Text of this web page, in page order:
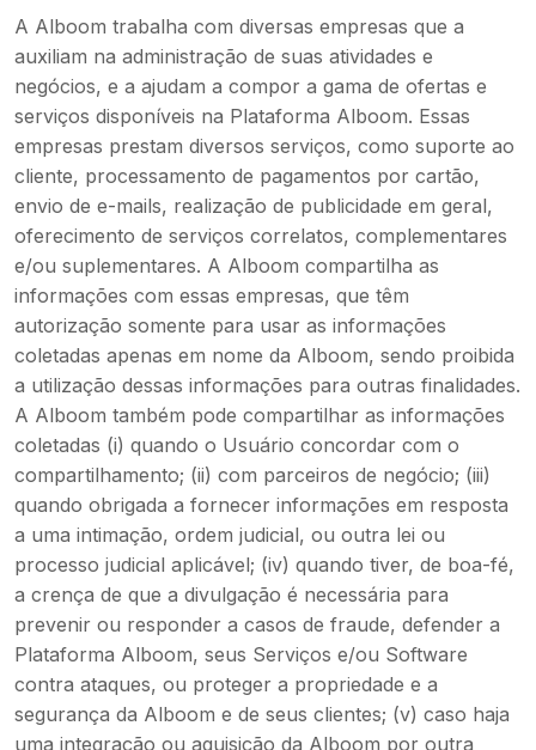
A Alboom trabalha com diversas empresas que a
auxiliam na administração de suas atividades e
negócios, e a ajudam a compor a gama de ofertas e
serviços disponíveis na Plataforma Alboom. Essas
empresas prestam diversos serviços, como suporte ao
cliente, processamento de pagamentos por cartão,
envio de e-mails, realização de publicidade em geral,
oferecimento de serviços correlatos, complementares
e/ou suplementares. A Alboom compartilha as
informações com essas empresas, que têm
autorização somente para usar as informações
coletadas apenas em nome da Alboom, sendo proibida
a utilização dessas informações para outras finalidades.
A Alboom também pode compartilhar as informações
coletadas (i) quando o Usuário concordar com o
compartilhamento; (ii) com parceiros de negócio; (iii)
quando obrigada a fornecer informações em resposta
a uma intimação, ordem judicial, ou outra lei ou
processo judicial aplicável; (iv) quando tiver, de boa-fé,
a crença de que a divulgação é necessária para
prevenir ou responder a casos de fraude, defender a
Plataforma Alboom, seus Serviços e/ou Software
contra ataques, ou proteger a propriedade e a
segurança da Alboom e de seus clientes; (v) caso haja
uma integração ou aquisição da Alboom por outra